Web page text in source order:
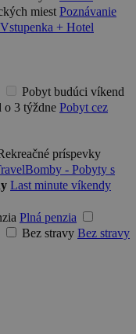
miest Poznávanie
Vstupenka + Hotel
Pobyt budúci víkend
o 3 týždne Pobyt cez
príspevky
- Pobyty s
Last minute víkendy
Plná penzia
Bez stravy Bez stravy